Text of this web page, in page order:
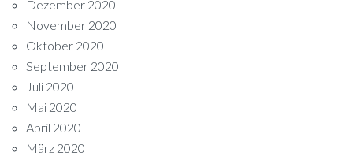
Dezember 2020
November 2020
Oktober 2020
September 2020
Juli 2020
Mai 2020
April 2020
März 2020